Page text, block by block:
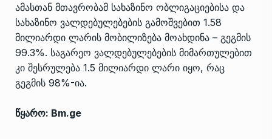
ამასთან მთავრობამ სახაზინო ობლიგაციებისა და
სახაზინო ვალდებულებების გამოშვებით 1.58
მილიარდი ლარის მობილიზება მოახდინა – გეგმის
99.3%. საგარეო ვალდებულებების მიმართულებით
კი შესრულება 1.5 მილიარდი ლარი იყო, რაც
გეგმის 98%-ია.
წყარო: Bm.ge